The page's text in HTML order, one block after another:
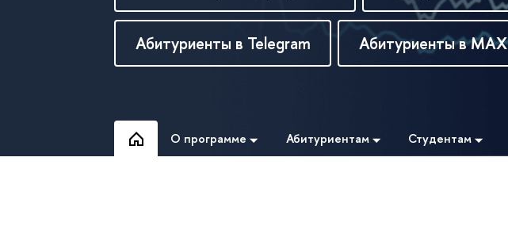
Абитуриенты в Telegram Абитуриенты в MAX
О программе Абитуриентам Студентам